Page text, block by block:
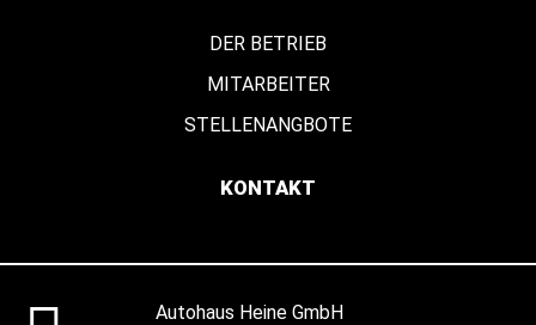
DER BETRIEB
MITARBEITER
STELLENANGBOTE
KONTAKT
Autohaus Heine GmbH